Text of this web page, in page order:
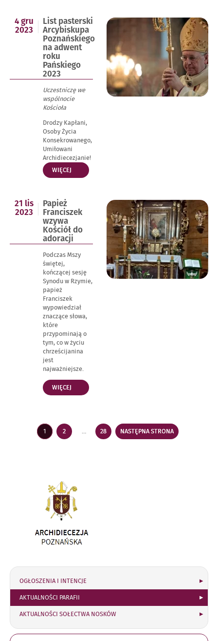
POKUTNYCH
W
ZWIĄZKU
Z
POSTEM
List pasterski
Arcybiskupa
Poznańskiego
na adwent
roku
Pańskiego
2023
Opublikowano
w
4 gru
2023
Uczestniczę we
wspólnocie
Kościoła
Drodzy Kapłani,
Osoby Życia
Konsekrowanego,
Umiłowani
Archidiecezjanie!
WIĘCEJ
PASTERSKI
ADWENT
PAŃSKIEGO
2023”
Papież
Franciszek
wzywa
Kościół do
adoracji
Opublikowano
w
21 lis
2023
Podczas Mszy
świętej,
kończącej sesję
Synodu w Rzymie,
papież
Franciszek
wypowiedział
znaczące słowa,
które
przypominają o
tym, co w życiu
chrześcijanina
jest
najważniejsze.
WIĘCEJ „PAPIEŻ
FRANCISZEK
ADORACJI”
Stronicowanie
STRONA
1 STRONA
2 … STRONA
28 NASTĘPNA STRONA
OGŁOSZENIA I INTENCJE
AKTUALNOŚCI PARAFII
AKTUALNOŚCI SOŁECTWA NOSKÓW